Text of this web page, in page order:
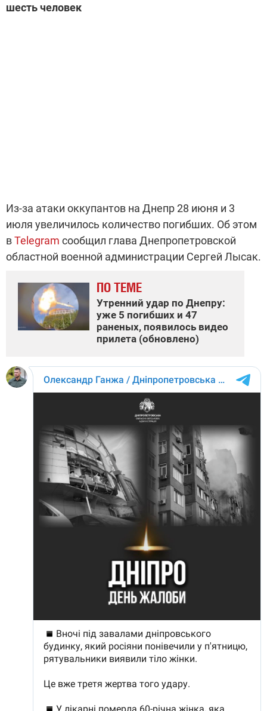
шесть человек
Из-за атаки оккупантов на Днепр 28 июня и 3
июля увеличилось количество погибших. Об этом
вTelegram сообщил глава Днепропетровской
областной военной администрации Сергей Лысак.
ПО ТЕМЕ
Утренний удар по Днепру:
уже 5 погибших и 47
раненых, появилось видео
прилета (обновлено)